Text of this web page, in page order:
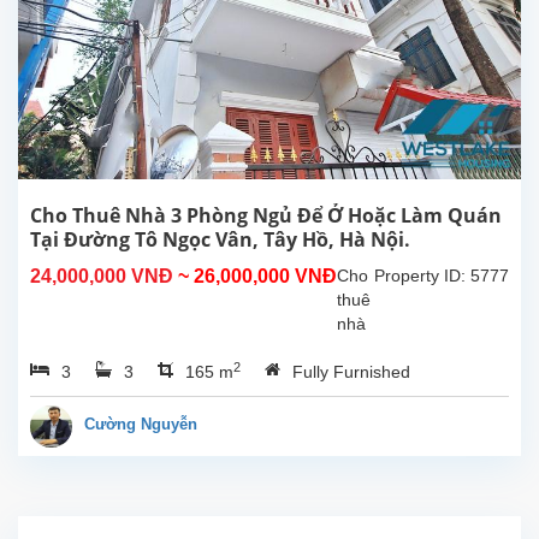
Tổng
diện
tích
sinh
hoạt
500m²,
bếp
8
phòng
có
phòng
tắm...
Cho Thuê Nhà 3 Phòng Ngủ Để Ở Hoặc Làm Quán
Tại Đường Tô Ngọc Vân, Tây Hồ, Hà Nội.
24,000,000 VNĐ ~ 26,000,000 VNĐ Property ID: 5777
Cho
thuê
nhà
phòng
ngủ
3 3 165 m2 Fully Furnished
Cường Nguyễn